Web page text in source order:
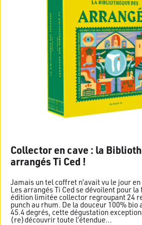
Collector en cave : la
arrangés Ti Ced !
Jamais un tel coffret n’avait vu le jour
Les arrangés Ti Ced se dévoilent pour la
édition limitée collector regroupant 24
punch au rhum. De la douceur 100% bio
45.4 degrés, cette dégustation
(re)découvrir toute l’étendue…